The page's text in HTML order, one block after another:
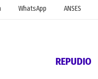
WhatsApp ANSES
REPUDIO